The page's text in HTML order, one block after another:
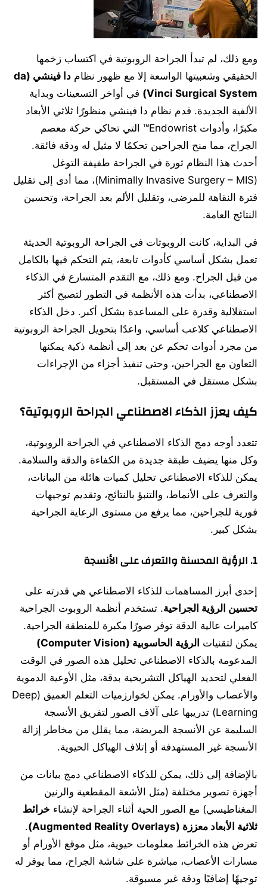
ومع ذلك، لم تبدأ الجراحة الروبوتية في اكتساب زخمها
الحقيقي وشعبيتها الواسعة إلا مع ظهور نظام
دا فينشي (da
Vinci Surgical System)
في أواخر التسعينات وبداية
الألفية الجديدة. قدم نظام دا فينشي منظورًا ثلاثي الأبعاد
مكبرًا، وأدوات Endowrist™ التي تحاكي حركة معصم
الجراح، مما منح الجراحين تحكمًا لا مثيل له ودقة فائقة.
أحدث هذا النظام ثورة في الجراحة طفيفة التوغل
(Minimally Invasive Surgery – MIS)، مما أدى إلى تقليل
فترة النقاهة للمرضى، وتقليل الألم بعد الجراحة، وتحسين
النتائج العامة.
في البداية، كانت الروبوتات في الجراحة الروبوتية الحديثة
تعمل بشكل أساسي كأدوات تابعة، يتم التحكم فيها بالكامل
من قبل الجراح. ومع ذلك، مع التقدم المتسارع في الذكاء
الاصطناعي، بدأت هذه الأنظمة في التطور لتصبح أكثر
استقلالية وقدرة على المساعدة بشكل أكبر. دخل الذكاء
الاصطناعي كلاعب أساسي، واعدًا بتحويل الجراحة الروبوتية
من مجرد أدوات تحكم عن بعد إلى أنظمة ذكية يمكنها
التعاون مع الجراحين، وحتى تنفيذ أجزاء من الإجراءات
بشكل مستقل في المستقبل.
كيف يعزز الذكاء الاصطناعي الجراحة الروبوتية؟
تتعدد أوجه دمج الذكاء الاصطناعي في الجراحة الروبوتية،
وكل منها يضيف طبقة جديدة من الكفاءة والدقة والسلامة.
يمكن للذكاء الاصطناعي تحليل كميات هائلة من البيانات،
والتعرف على الأنماط، والتنبؤ بالنتائج، وتقديم توجيهات
فورية للجراحين، مما يرفع من مستوى الرعاية الجراحية
بشكل كبير.
1. الرؤية المحسنة والتعرف على الأنسجة
إحدى أبرز المساهمات للذكاء الاصطناعي هي قدرته على
تحسين الرؤية الجراحية. تستخدم أنظمة الروبوت الجراحية
كاميرات عالية الدقة توفر صورًا مكبرة للمنطقة الجراحية.
يمكن لتقنيات الرؤية الحاسوبية (Computer Vision)
المدعومة بالذكاء الاصطناعي تحليل هذه الصور في الوقت
الفعلي لتحديد الهياكل التشريحية بدقة، مثل الأوعية الدموية
والأعصاب والأورام. يمكن لخوارزميات التعلم العميق (Deep
Learning) تدريبها على آلاف الصور لتفريق الأنسجة
السليمة عن الأنسجة المريضة، مما يقلل من مخاطر إزالة
الأنسجة غير المستهدفة أو إتلاف الهياكل الحيوية.
بالإضافة إلى ذلك، يمكن للذكاء الاصطناعي دمج بيانات من
أجهزة تصوير مختلفة (مثل الأشعة المقطعية والرنين
المغناطيسي) مع الصور الحية أثناء الجراحة لإنشاء خرائط
ثلاثية الأبعاد معززة (Augmented Reality Overlays)
.
تعرض هذه الخرائط معلومات حيوية، مثل موقع الأورام أو
مسارات الأعصاب، مباشرة على شاشة الجراح، مما يوفر له
توجيهًا إضافيًا ودقة غير مسبوقة.